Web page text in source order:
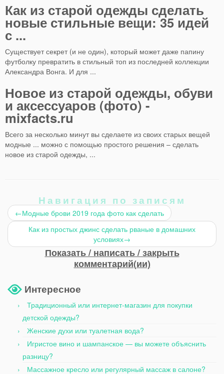
Как из старой одежды сделать
новые стильные вещи: 35 идей
с ...
Существует секрет (и не один), который может даже папину
футболку превратить в стильный топ из последней коллекции
Александра Вонга. И для ...
Новое из старой одежды, обуви
и аксессуаров (фото) -
mixfacts.ru
Всего за несколько минут вы сделаете из своих старых вещей
модные ... можно с помощью простого решения – сделать
новое из старой одежды, ...
Навигация по записям
←Модные брови 2019 года фото как сделать
Как из простых джинс сделать рваные в домашних
условиях→
Показать / написать / закрыть
комментарий(ии)
Интересное
Традиционный или интернет-магазин для покупки
детской одежды?
Женские духи или туалетная вода?
Игристое вино и шампанское — вы можете объяснить
разницу?
Массажное кресло или регулярный массаж в салоне?